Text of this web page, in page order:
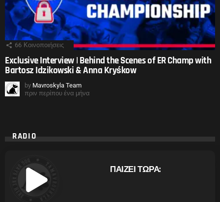
66 Κοινοποιήσεις
Exclusive Interview | Behind the Scenes of ER Champ with
Bartosz Idzikowski & Anna Kryśkow
by Mavroskyla Team
πριν περίπου ένα μήνα
RADIO
ΠΑΙΖΕΙ ΤΩΡΑ: